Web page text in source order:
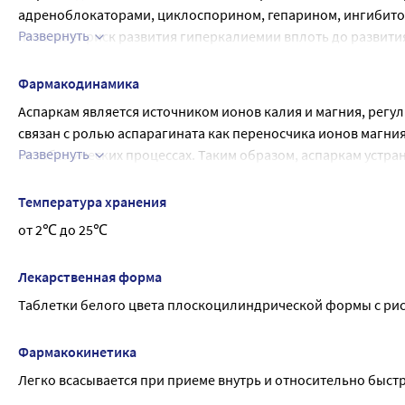
адреноблокаторами, циклоспорином, гепарином,
повышает риск развития гиперкалиемии вплоть до
влиянием К+ уменьшаются нежелательные эффекты
Mg2+ снижают эффект неомицина, полимиксина В,
препаратов магния на ЦНС; при одновременном
возможно усиление нервно-мышечной блокады;
снижают эффект препаратов магния.
Развернуть
Фармакодинамика
Аспаркам является источником ионов калия и магния,
связан с ролью аспарагината как переносчика ионов
метаболических процессах. Таким образом, аспаркам
Развернуть
Температура хранения
от 2℃ до 25℃
Лекарственная форма
Таблетки белого цвета плоскоцилиндрической формы с
Фармакокинетика
Легко всасывается при приеме внутрь и относительно